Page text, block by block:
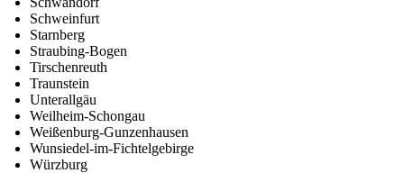
Schweinfurt
Starnberg
Straubing-Bogen
Tirschenreuth
Traunstein
Unterallgäu
Weilheim-Schongau
Weißenburg-Gunzenhausen
Wunsiedel-im-Fichtelgebirge
Würzburg